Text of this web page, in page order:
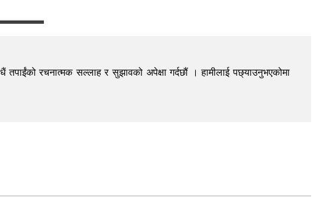
रचनात्मक सल्लाह र सुझावको अपेक्षा गर्दछौं । हामीलाई पछ्याउनुभएकोमा